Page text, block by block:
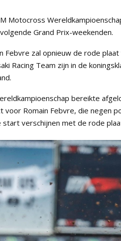
Motocross
Grand Prix-weekenden.
Febvre zal opnieuw de rode
Racing Team zijn in de
bereikte
voor Romain Febvre, die negen
start verschijnen met de rode